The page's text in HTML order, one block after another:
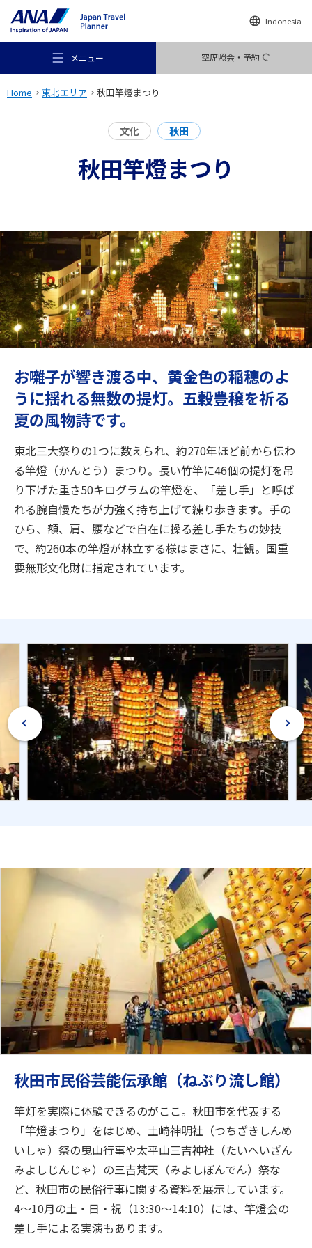
Indonesia
メニュー 空席照会・予約
おすすめの旅
行き先
旅のお役立ち情報
Home 東北エリア 秋田竿燈まつり
文化 秋田
秋田竿燈まつり
お囃子が響き渡る中、黄金色の稲穂のよ
うに揺れる無数の提灯。五穀豊穣を祈る
夏の風物詩です。
東北三大祭りの1つに数えられ、約270年ほど前から伝わ
る竿燈（かんとう）まつり。長い竹竿に46個の提灯を吊
り下げた重さ50キログラムの竿燈を、「差し手」と呼ば
れる腕自慢たちが力強く持ち上げて練り歩きます。手の
ひら、額、肩、腰などで自在に操る差し手たちの妙技
で、約260本の竿燈が林立する様はまさに、壮観。国重
要無形文化財に指定されています。
秋田市民俗芸能伝承館（ねぶり流し館）
竿灯を実際に体験できるのがここ。秋田市を代表する
「竿燈まつり」をはじめ、土崎神明社（つちざきしんめ
いしゃ）祭の曳山行事や太平山三吉神社（たいへいざん
みよしじんじゃ）の三吉梵天（みよしぼんでん）祭な
ど、秋田市の民俗行事に関する資料を展示しています。
4〜10月の土・日・祝（13:30〜14:10）には、竿燈会の
差し手による実演もあります。